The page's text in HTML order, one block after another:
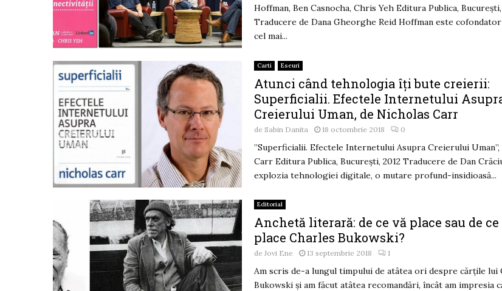
Hoffman, Ben Casnocha, Chris Yeh Editura Publica, București,
Traducere de Dana Gheorghe Reid Hoffman este
cel mai...
Carti Eseuri
Atunci când tehnologia îți bute creierii:
Superficialii. Efectele Internetului
Creierului Uman, de Nicholas Carr
de Sabin Danita 18 octombrie 2018 0
”Superficialii. Efectele Internetului Asupra Creierului Uman”,
Carr Editura Publica, București, 2012 Traducere de Dan
explozia tehnologiei digitale, o mutare profund-insidioasă...
Editorial
Anchetă literară: de ce vă place sau de
place Charles Bukowski?
de Jovi Ene 13 septembrie 2018 1
Am scris de-a lungul timpului de atâtea ori despre cărțile lui
Bukowski și am făcut atâtea recomandări, încât am impresia